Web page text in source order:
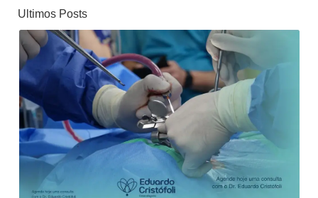
Ultimos Posts